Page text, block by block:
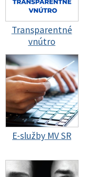
Transparentné
vnútro
E-služby MV SR